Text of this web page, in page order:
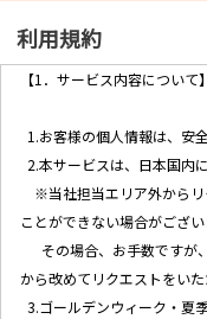
利用規約
【1．サービス内容について】
1.お客様の個人情報は、安
2.本サービスは、日本国内
※当社担当エリア外からリ
ことができない場合がござい
その場合、お手数ですが
から改めてリクエストをい
3.ゴールデンウィーク・夏